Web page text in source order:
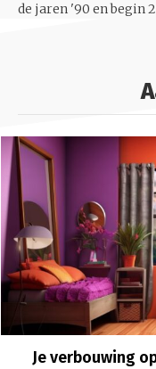
de jaren '90 en begin
Je verbouwing